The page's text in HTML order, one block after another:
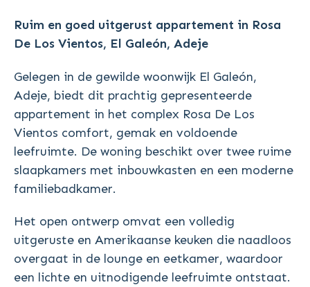
Ruim en goed uitgerust appartement in Rosa
De Los Vientos, El Galeón, Adeje
Gelegen in de gewilde woonwijk El Galeón,
Adeje, biedt dit prachtig gepresenteerde
appartement in het complex Rosa De Los
Vientos comfort, gemak en voldoende
leefruimte. De woning beschikt over twee ruime
slaapkamers met inbouwkasten en een moderne
familiebadkamer.
Het open ontwerp omvat een volledig
uitgeruste en Amerikaanse keuken die naadloos
overgaat in de lounge en eetkamer, waardoor
een lichte en uitnodigende leefruimte ontstaat.